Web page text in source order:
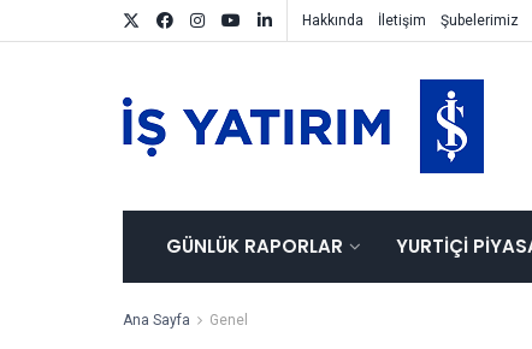
Hakkında İletişim Şubelerimiz
GÜNLÜK RAPORLAR YURTIÇI
Ana Sayfa Genel